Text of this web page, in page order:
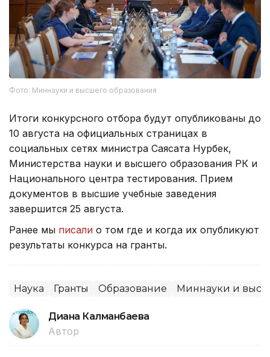
Фото: Миннауки и высшего образования
Итоги конкурсного отбора будут опубликованы до
10 августа на официальных страницах в
социальных сетях министра Саясата Нурбек,
Министерства науки и высшего образования РК и
Национального центра тестирования. Прием
документов в высшие учебные заведения
завершится 25 августа.
Ранее мы писали о том где и когда их опубликуют
результаты конкурса на гранты.
Наука Гранты Образование Миннауки и
Диана Калманбаева
Автор